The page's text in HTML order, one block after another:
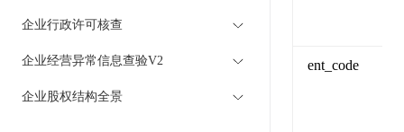
企业行政许可核查
企业经营异常信息查验V2
企业股权结构全景
ent_code